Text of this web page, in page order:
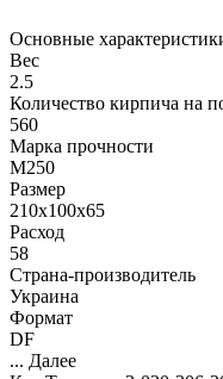
Основные
Вес
2.5
Количество кирпича на
560
Марка прочности
М250
Размер
210x100x65
Расход
58
Страна-производитель
Украина
Формат
DF
... Далее